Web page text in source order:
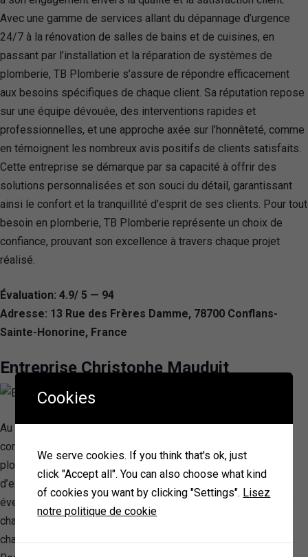
Avec une gamme de services allant du dépannage d’urgence
24/7 à la rénovation de salles de bains et de cuisines, en
passant par l’installation et la réparation de systèmes de
plomberie, TB Plomberie s’assure de répondre efficacement
aux besoins spécifiques de chaque client. Sa réputation repose
sur une équipe dévouée, des interventions rapides et
professionnelles, et une approche axée sur l’honnêteté, comme
en témoignent les nombreux avis positifs de clients satisfaits.
Cette entreprise se démarque par sa capacité à offrir des
solutions personnalisées et son souci du détail, garantissant
ainsi le confort et la tranquillité d’esprit de ses clients. Pour tout
besoin en plomberie, TB Plomberie représente un choix de
confiance, prouvant son excellence à travers chaque projet
réalisé.
Évaluation: 4.9/ 5 — 94
Adresse: 13 Rue des Frères Damme, 78700 Conflans-
Sainte-Honorine, France
Entreprise Christophe Mauduit
Au cœur de Vauréal, SARL Mauduit Christophe se démarque
comme votre partenaire de confiance pour des solutions de
plomberie et de chauffage sur mesure. Forte de 30 ans
d’expérience, cette entreprise artisanale spécialisée offre un
éventail de services, incluant l’installation et le dépannage de
chauffages au gaz, au fioul, ainsi que les systèmes de
chauffage biomasse tels que les poêles à granulé de bois.
Cookies
We serve cookies. If you think that's ok, just
click "Accept all". You can also choose what kind
of cookies you want by clicking "Settings". Lisez
notre politique de cookie